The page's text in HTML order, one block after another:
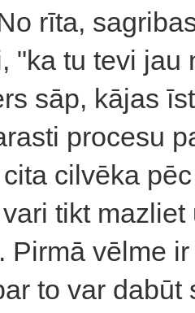
rīta,
"ka tu tevi
sāp, kājas
procesu
cilvēka
tikt
Pirmā vēlme
to var